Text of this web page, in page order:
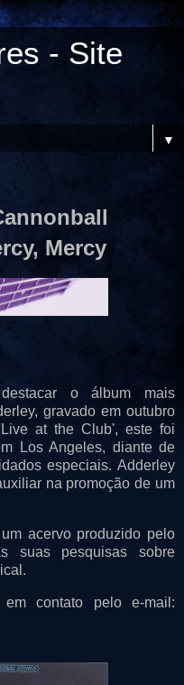
- Site
▼
Mercy
o álbum mais
gravado em outubro
at the Club', este foi
Los Angeles, diante de
especiais. Adderley
na promoção de um
acervo produzido pelo
suas pesquisas sobre
contato pelo e-mail: